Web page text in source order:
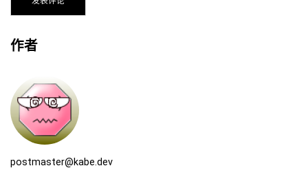
作者
postmaster@kabe.dev